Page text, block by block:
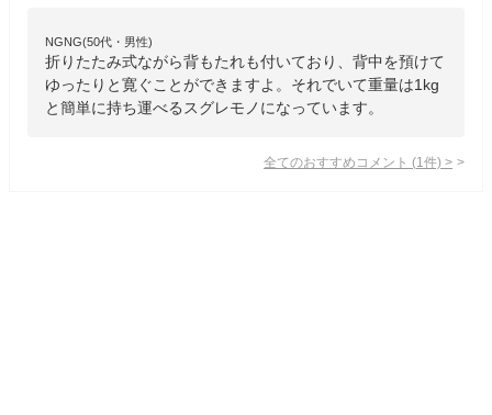
NGNG(50代・男性)
折りたたみ式ながら背もたれも付いており、背中を預けて
ゆったりと寛ぐことができますよ。それでいて重量は1kg
と簡単に持ち運べるスグレモノになっています。
全てのおすすめコメント (1 件) >